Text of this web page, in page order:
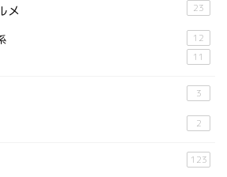
メ 23
12
11
3
2
123